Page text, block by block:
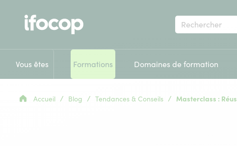
Votre
recherche
Vous êtes Formations Domaines de formation
Accueil / Blog / Tendances & Conseils / Masterclass :